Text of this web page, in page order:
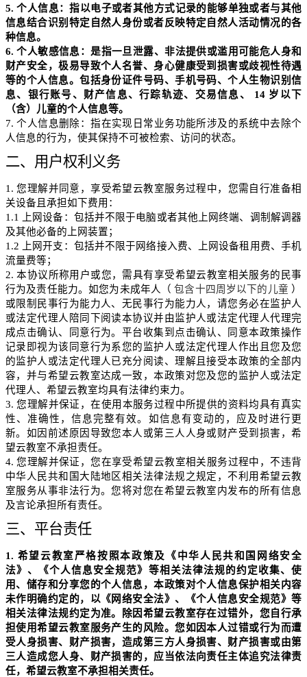
5. 个人信息：指以电子或者其他方式记录的能够单独或者与其他
信息结合识别特定自然人身份或者反映特定自然人活动情况的各
种信息。
6. 个人敏感信息：是指一旦泄露、非法提供或滥用可能危人身和
财产安全，极易导致个人名誉、身心健康受到损害或歧视性待遇
等的个人信息。包括身份证件号码、手机号码、个人生物识别信
息、银行账号、财产信息、行踪轨迹、交易信息、
14 岁以下
（含）儿童的个人信息等。
7. 个人信息删除：指在实现日常业务功能所涉及的系统中去除个
人信息的行为，使其保持不可被检索、访问的状态。
二、用户权利义务
1. 您理解并同意，享受希望云教室服务过程中，您需自行准备相
关设备且承担如下费用：
1.1
上网设备：包括并不限于电脑或者其他上网终端、调制解调器
及其他必备的上网装置；
1.2
上网开支：包括并不限于网络接入费、上网设备租用费、手机
流量费等；
2. 本协议所称用户或您，需具有享受希望云教室相关服务的民事
行为及责任能力。如您为未成年人（ 包含十四周岁以下的儿童 ）
或限制民事行为能力人、无民事行为能力人，请您务必在监护人
或法定代理人陪同下阅读本协议并由监护人或法定代理人代理完
成点击确认、同意行为。平台收集到点击确认、同意本政策操作
记录即视为该同意行为系您的监护人或法定代理人 作出 且您及您
的监护人或法定代理人已充分阅读、理解且接受本政策的全部内
容，并与希望云教室达成一致，本政策对您及您的监护人或法定
代理人、希望云教室均具有法律约束力。
3. 您理解并保证，在使用 本服务过程中所提供的资料均具有真实
性、准确性，信息完整有效。如信息有变动的，应及时进行更
新。如因前述原因导致您本人或第三人人身或财产受到损害，希
望云教室不承担责任。
4. 您理解并保证，您在享受希望云教室相关服务过程中，不违背
中华人民共和国大陆地区相关法律法规之规定，不利用希望云教
室服务从事非法行为。您将对您在希望云教室内发布的所有信息
及言论承担所有责任。
三、平台责任
1. 希望云教室严格按照本政策及《中华人民共和国网络安全
法》、《个人信息安全规范》等相关法律法规的约定收集、使
用、储存和分享您的个人信息，本政策对个人信息保护相关内容
未作明确约定的，以《网络安全法》、《个人信息安全规范》等
相关法律法规约定为准。除因希望云教室存在过错外，您自行承
担使用希望云教室服务产生的风险。您如因本人过错或行为而遭
受人身损害、财产损害，造成第三方人身损害、财产损害或由第
三人造成您人身、财产损害的，应当依法向责任主体追究法律责
任，希望云教室不承担相关责任。